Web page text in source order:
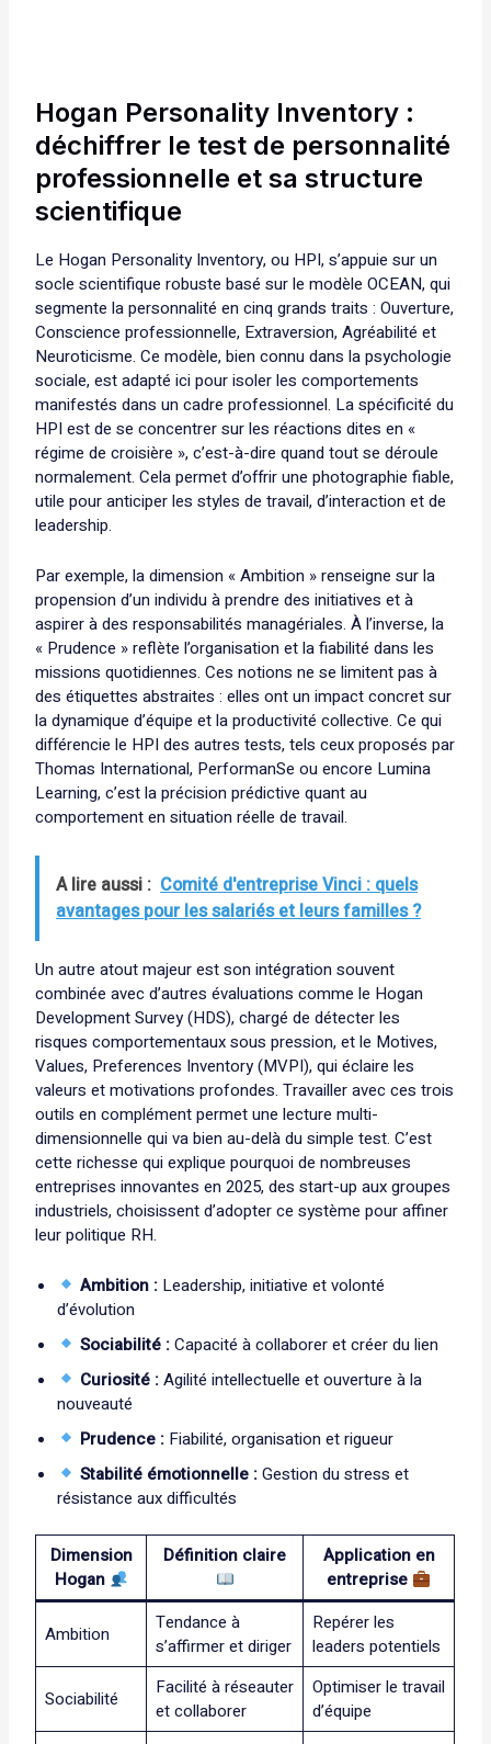
Hogan Personality Inventory :
déchiffrer le test de personnalité
professionnelle et sa structure
scientifique
Le Hogan Personality Inventory, ou HPI, s’appuie sur un
socle scientifique robuste basé sur le modèle OCEAN, qui
segmente la personnalité en cinq grands traits : Ouverture,
Conscience professionnelle, Extraversion, Agréabilité et
Neuroticisme. Ce modèle, bien connu dans la psychologie
sociale, est adapté ici pour isoler les comportements
manifestés dans un cadre professionnel. La spécificité du
HPI est de se concentrer sur les réactions dites en «
régime de croisière », c’est-à-dire quand tout se déroule
normalement. Cela permet d’offrir une photographie fiable,
utile pour anticiper les styles de travail, d’interaction et de
leadership.
Par exemple, la dimension « Ambition » renseigne sur la
propension d’un individu à prendre des initiatives et à
aspirer à des responsabilités managériales. À l’inverse, la
« Prudence » reflète l’organisation et la fiabilité dans les
missions quotidiennes. Ces notions ne se limitent pas à
des étiquettes abstraites : elles ont un impact concret sur
la dynamique d’équipe et la productivité collective. Ce qui
différencie le HPI des autres tests, tels ceux proposés par
Thomas International, PerformanSe ou encore Lumina
Learning, c’est la précision prédictive quant au
comportement en situation réelle de travail.
A lire aussi : Comité d'entreprise Vinci : quels
avantages pour les salariés et leurs familles ?
Un autre atout majeur est son intégration souvent
combinée avec d’autres évaluations comme le Hogan
Development Survey (HDS), chargé de détecter les
risques comportementaux sous pression, et le Motives,
Values, Preferences Inventory (MVPI), qui éclaire les
valeurs et motivations profondes. Travailler avec ces trois
outils en complément permet une lecture multi-
dimensionnelle qui va bien au-delà du simple test. C’est
cette richesse qui explique pourquoi de nombreuses
entreprises innovantes en 2025, des start-up aux groupes
industriels, choisissent d’adopter ce système pour affiner
leur politique RH.
Ambition : Leadership, initiative et volonté
d’évolution
Sociabilité :Capacité à collaborer et créer du lien
Curiosité :Agilité intellectuelle et ouverture à la
nouveauté
Prudence : Fiabilité, organisation et rigueur
Stabilité émotionnelle :Gestion du stress et
résistance aux difficultés
Dimension
Hogan
Définition claire
Application en
entreprise
Ambition
Tendance à
s’affirmer et diriger
Repérer les
leaders potentiels
Sociabilité
Facilité à réseauter
et collaborer
Optimiser le travail
d’équipe